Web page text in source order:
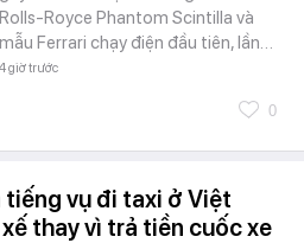
Rolls-Royce Phantom Scintilla và
mẫu Ferrari chạy điện đầu tiên, lần…
4 giờ trước
0
tiếng vụ đi taxi ở Việt
thay vì trả tiền cuốc xe